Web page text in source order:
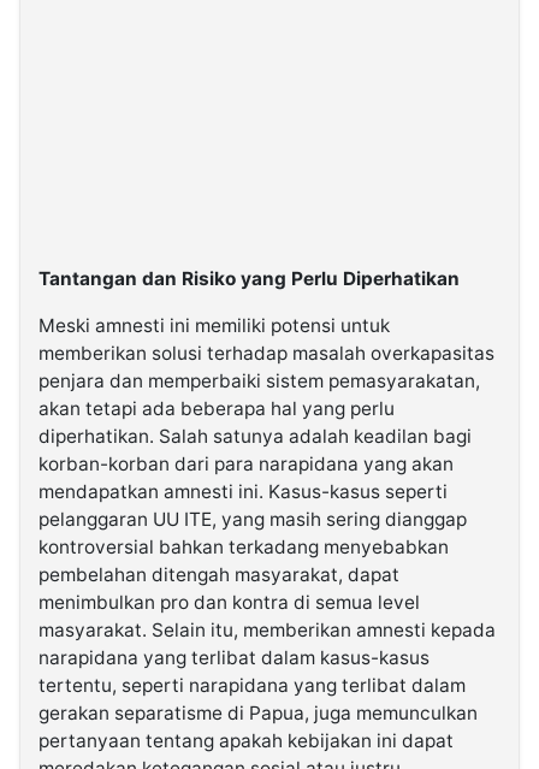
Tantangan dan Risiko yang Perlu Diperhatikan
Meski amnesti ini memiliki potensi untuk
memberikan solusi terhadap masalah overkapasitas
penjara dan memperbaiki sistem pemasyarakatan,
akan tetapi ada beberapa hal yang perlu
diperhatikan. Salah satunya adalah keadilan bagi
korban-korban dari para narapidana yang akan
mendapatkan amnesti ini. Kasus-kasus seperti
pelanggaran UU ITE, yang masih sering dianggap
kontroversial bahkan terkadang menyebabkan
pembelahan ditengah masyarakat, dapat
menimbulkan pro dan kontra di semua level
masyarakat. Selain itu, memberikan amnesti kepada
narapidana yang terlibat dalam kasus-kasus
tertentu, seperti narapidana yang terlibat dalam
gerakan separatisme di Papua, juga memunculkan
pertanyaan tentang apakah kebijakan ini dapat